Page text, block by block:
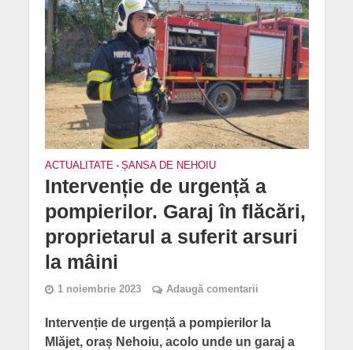
ACTUALITATE • ȘANSA DE NEHOIU
Intervenție de urgență a
pompierilor. Garaj în flăcări,
proprietarul a suferit arsuri
la mâini
1 noiembrie 2023 Adaugă comentarii
Intervenție de urgență a pompierilor la
Mlăjet, oraș Nehoiu, acolo unde un garaj a